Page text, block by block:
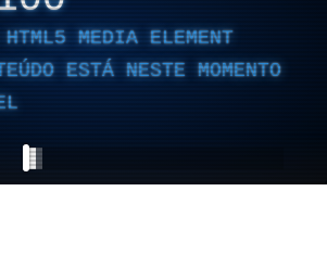
HTML5 MEDIA ELEMENT
ESTÁ NESTE MOMENTO